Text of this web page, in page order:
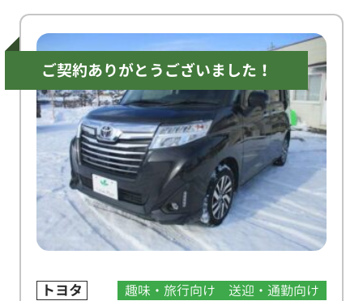
ご契約ありがとうございました！
トヨタ 趣味・旅行向け 送迎・通勤向け